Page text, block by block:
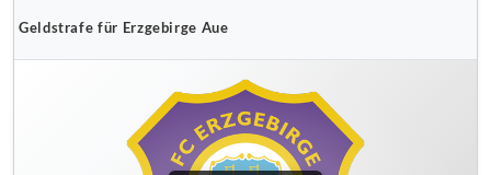
Geldstrafe für Erzgebirge Aue